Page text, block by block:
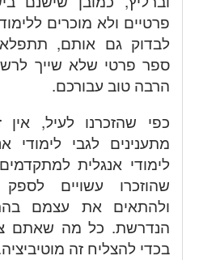
פרטיים ולא מוכרים
לבדוק גם אותם,
ספר פרטי שלא שייך
הרבה טוב עבורכם.
כפי שהזכרנו לעיל,
מתענינים לגבי לימודי
לימודי אנגלית
שהוזכרו עשויים
ולהתאים את עצמם
הנדרשת. כל מה שאתם
בכדי להצליח זה